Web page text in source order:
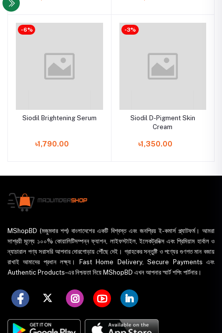
-6%
Siodil Brightening Serum
৳1,790.00
-3%
Siodil D-Pigment Skin
Cream
৳1,350.00
MShopBD (মজুমদার শপ) বাংলাদেশের একটি বিশ্বস্ত এবং জনপ্রিয় ই-কমার্স প্ল্যাটফর্ম। আমরা
সাশ্রয়ী মূল্যে ১০০% কোয়ালিটিসম্পন্ন ফ্যাশন, লাইফস্টাইল, ইলেকট্রনিক্স এবং প্রিমিয়াম হার্বাল ও
ন্যাচারাল পণ্য সরাসরি আপনার দোরগোড়ায় পৌঁছে দেই। গ্রাহকের সন্তুষ্টি ও পণ্যের গুণগত মান বজায়
রাখাই আমাদের প্রধান লক্ষ্য। Fast Home Delivery, Secure Payments এবং
Authentic Products-এর নিশ্চয়তা নিয়ে MShopBD এখন আপনার স্মার্ট শপিং পার্টনার।